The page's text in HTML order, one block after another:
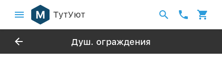
ТутУют
Душ. ограждения